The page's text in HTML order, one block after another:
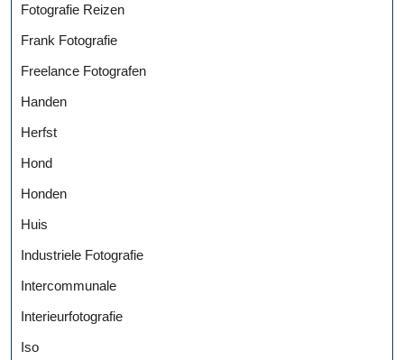
Fotografie Reizen
Frank Fotografie
Freelance Fotografen
Handen
Herfst
Hond
Honden
Huis
Industriele Fotografie
Intercommunale
Interieurfotografie
Iso